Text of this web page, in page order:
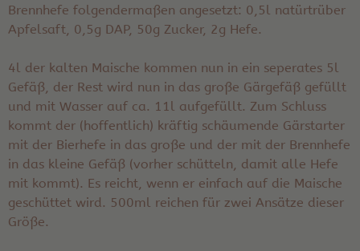
Brennhefe folgendermaßen angesetzt: 0,5l natürtrüber
Apfelsaft, 0,5g DAP, 50g Zucker, 2g Hefe.
4l der kalten Maische kommen nun in ein seperates 5l
Gefäß, der Rest wird nun in das große Gärgefäß gefüllt
und mit Wasser auf ca. 11l aufgefüllt. Zum Schluss
kommt der (hoffentlich) kräftig schäumende Gärstarter
mit der Bierhefe in das große und der mit der Brennhefe
in das kleine Gefäß (vorher schütteln, damit alle Hefe
mit kommt). Es reicht, wenn er einfach auf die Maische
geschüttet wird. 500ml reichen für zwei Ansätze dieser
Größe.